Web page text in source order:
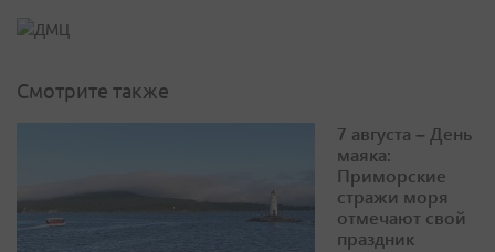
Смотрите также
7 августа – День
маяка:
Приморские
стражи моря
отмечают свой
праздник